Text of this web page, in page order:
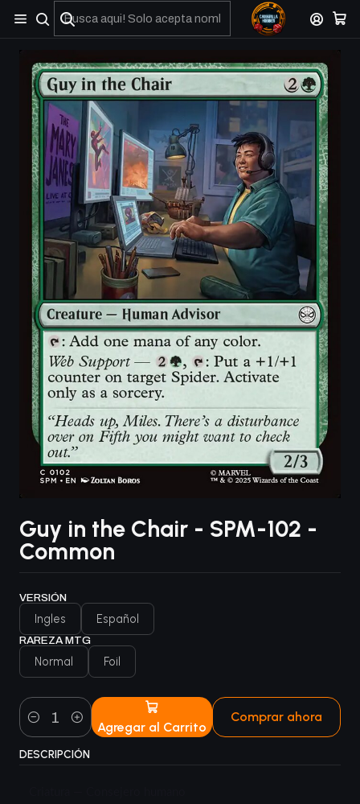
No olviden reportar sus depositos y transferencias por Whatsapp
Guy in the Chair - SPM-102 -
Common
VERSIÓN
Ingles Español
RAREZA MTG
Normal Foil
Cantidad Agregar al Carrito
Comprar ahora
DESCRIPCIÓN